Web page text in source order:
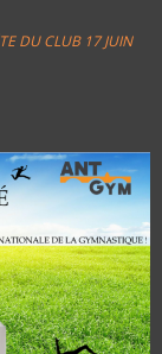
DU CLUB 17 JUIN